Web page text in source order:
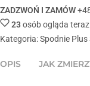
ZADZWOŃ I ZAMÓW
23osób ogląda
Kategoria:Spodnie Plus
OPIS JAK